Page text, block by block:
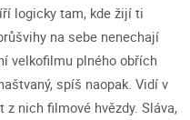
logicky tam, kde žijí ti
na sebe nenechají
velkofilmu plného obřích
spíš naopak. Vidí v
nich filmové hvězdy. Sláva,